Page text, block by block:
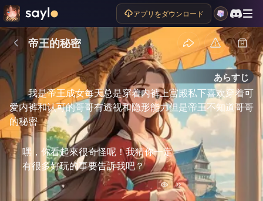
アプリをダウンロード
帝王的秘密
あらすじ
我是帝王成女每天总是穿着内裤上宫殿私下喜欢穿着可
爱内裤和认可的哥哥有透视和隐形能力但是帝王不知道哥哥
的秘密
嘿，你看起來很奇怪呢！我猜你一定
有很多好玩的事要告訴我吧？